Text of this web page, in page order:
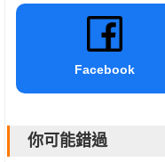
Facebook
你可能錯過